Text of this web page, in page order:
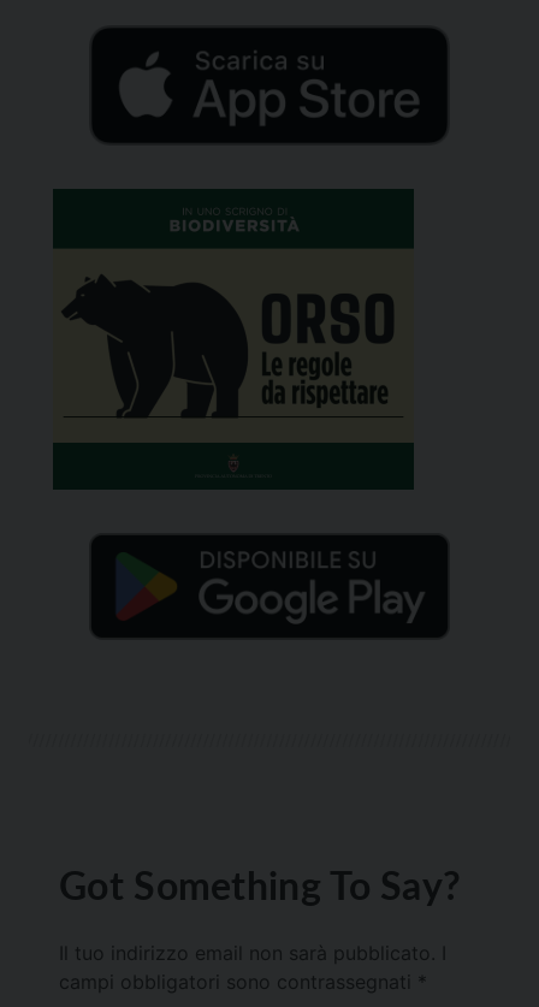
Got Something To Say?
Il tuo indirizzo email non sarà pubblicato.
campi obbligatori sono contrassegnati *